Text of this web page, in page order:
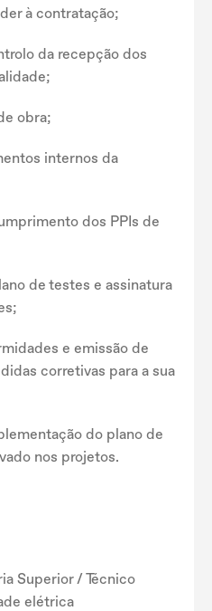
à contratação;
da recepção dos
obra;
internos da
dos PPIs de
de testes e assinatura
e emissão de
corretivas para a sua
do plano de
nos projetos.
Superior / Técnico
elétrica